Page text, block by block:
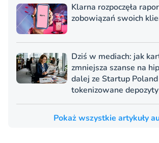
Klarna rozpoczęła
zobowiązań swoich
Dziś w mediach: jak
zmniejsza szanse na
dalej ze Startup
tokenizowane depozyty
Pokaż wszystkie artykuły